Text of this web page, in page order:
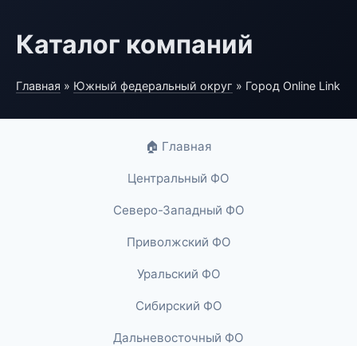
Каталог компаний
Главная » Южный федеральный округ » Город Online Link
🏠 Главная
Центральный ФО
Северо-Западный ФО
Приволжский ФО
Уральский ФО
Сибирский ФО
Дальневосточный ФО